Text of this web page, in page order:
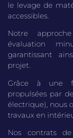
le levage de
accessibles.
Notre
évaluation
garantissant
projet.
Grâce à une
propulsées par
électrique), nous
travaux en
Nos contrats